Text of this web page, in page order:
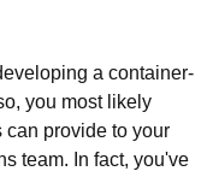
a container-
you most likely
can provide to your
team. In fact, you've